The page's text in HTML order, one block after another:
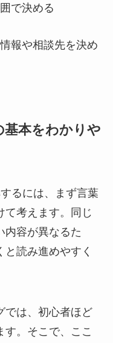
で決める
報や相談先を決め
基本をわかりや
るには、まず言葉
て考えます。同じ
内容が異なるた
読み進めやすく
では、初心者ほど
。そこで、ここ